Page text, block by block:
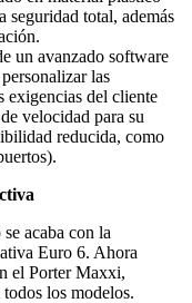
seguridad total, además
un avanzado software
las
exigencias del cliente
velocidad para su
reducida, como
acaba con la
Euro 6. Ahora
el Porter Maxxi,
los modelos.